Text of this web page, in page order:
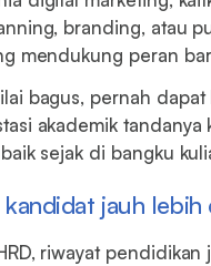
branding, atau
mendukung peran
bagus, pernah dapat
akademik tandanya
sejak di bangku
jauh lebih
riwayat pendidikan